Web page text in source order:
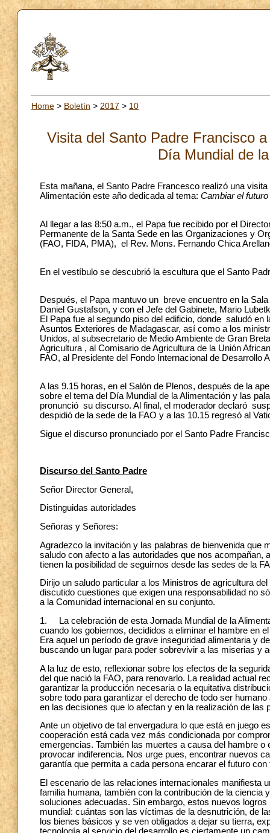
Home > Boletín > 2017 > 10
Visita del Santo Padre Francisco
Día Mundial de
Esta mañana, el Santo Padre Francesco realizó una
Alimentación este año dedicada al tema: Cambiar el
Al llegar a las 8:50 a.m., el Papa fue recibido por el
Permanente de la Santa Sede en las Organizaciones y
(FAO, FIDA, PMA), el Rev. Mons. Fernando Chica
En el vestíbulo se descubrió la escultura que el Santo
Después, el Papa mantuvo un breve encuentro en la
Daniel Gustafson, y con el Jefe del Gabinete, Mario
El Papa fue al segundo piso del edificio, donde saludó
Asuntos Exteriores de Madagascar, así como a los
Unidos, al subsecretario de Medio Ambiente de Gran
Agricultura , al Comisario de Agricultura de la Unión
FAO, al Presidente del Fondo Internacional de
A las 9.15 horas, en el Salón de Plenos, después de la
sobre el tema del Día Mundial de la Alimentación y las
pronunció su discurso. Al final, el moderador declaró
despidió de la sede de la FAO y a las 10.15 regresó al
Sigue el discurso pronunciado por el Santo Padre
Discurso del Santo Padre
Señor Director General,
Distinguidas autoridades
Señoras y Señores:
Agradezco la invitación y las palabras de bienvenida que
saludo con afecto a las autoridades que nos
tienen la posibilidad de seguirnos desde las sedes de la
Dirijo un saludo particular a los Ministros de agricultura
discutido cuestiones que exigen una responsabilidad no
a la Comunidad internacional en su conjunto.
1. La celebración de esta Jornada Mundial de la
cuando los gobiernos, decididos a eliminar el hambre en
Era aquel un período de grave inseguridad alimentaria y
buscando un lugar para poder sobrevivir a las miserias y
A la luz de esto, reflexionar sobre los efectos de la
del que nació la FAO, para renovarlo. La realidad actual
garantizar la producción necesaria o la equitativa
sobre todo para garantizar el derecho de todo ser
en las decisiones que lo afectan y en la realización de
Ante un objetivo de tal envergadura lo que está en juego
cooperación está cada vez más condicionada por
emergencias. También las muertes a causa del hambre
provocar indiferencia. Nos urge pues, encontrar nuevos
garantía que permita a cada persona encarar el futuro
El escenario de las relaciones internacionales manifiesta
familia humana, también con la contribución de la
soluciones adecuadas. Sin embargo, estos nuevos
mundial: cuántas son las víctimas de la desnutrición, de
los bienes básicos y se ven obligados a dejar su tierra,